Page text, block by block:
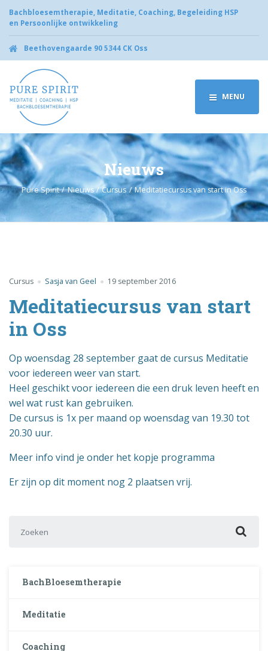
Bachbloesemtherapie, Meditatie, Coaching, Begeleiding HSP
en Persoonlijke ontwikkeling
Beethovengaarde 90 5344 CK Oss
MENU
Nieuws
Pure Spirit Nieuws Cursus Meditatiecursus van start in Oss
Cursus Sasja van Geel 19 september 2016
Meditatiecursus van start
in Oss
Op woensdag 28 september gaat de cursus Meditatie
voor iedereen weer van start.
Heel geschikt voor iedereen die een druk leven heeft en
wel wat rust kan gebruiken.
De cursus is 1x per maand op woensdag van 19.30 tot
20.30 uur.
Meer info vind je onder het kopje programma
Er zijn op dit moment nog 2 plaatsen vrij.
BachBloesemtherapie
Meditatie
Coaching